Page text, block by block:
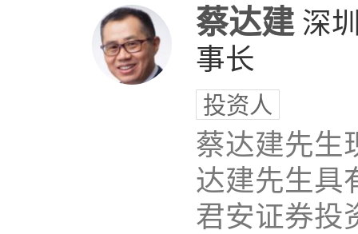
蔡达建 深
事长
投资人
蔡达建先生
达建先生具
君安证券投